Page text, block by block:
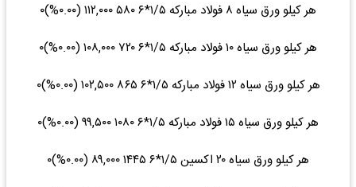
هر کیلو ورق سیاه ۸ فولاد مبارکه ۱/۵*۶ ۵۸۰ ۱۱۲,۰۰۰ (۰.۰۰%)۰
هر کیلو ورق سیاه ۱۰ فولاد مبارکه ۱/۵*۶ ۷۲۰ ۱۰۸,۰۰۰ (۰.۰۰%)۰
هر کیلو ورق سیاه ۱۲ فولاد مبارکه ۱/۵*۶ ۸۶۵ ۱۰۲,۵۰۰ (۰.۰۰%)۰
هر کیلو ورق سیاه ۱۵ فولاد مبارکه ۱/۵*۶ ۱۰۸۰ ۹۹,۵۰۰ (۰.۰۰%)۰
هر کیلو ورق سیاه ۲۰ اکسین ۱/۵*۶ ۱۴۴۵ ۸۹,۰۰۰ (۰.۰۰%)۰